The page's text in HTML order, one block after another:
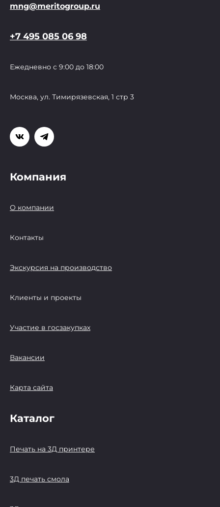
mng@meritogroup.ru
+7 495 085 06 98
Ежедневно с 9:00 до 18:00
Москва, ул. Тимирязевская, 1 стр 3
Компания
О компании
Контакты
Экскурсия на производство
Клиенты и проекты
Участие в госзакупках
Вакансии
Карта сайта
Каталог
Печать на 3Д принтере
3Д печать смола